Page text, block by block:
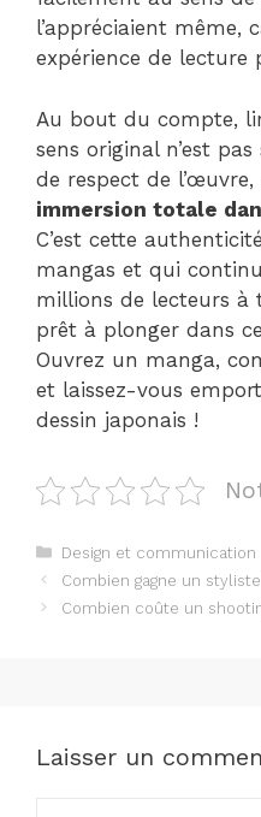
l’appréciaient même,
expérience de lecture
Au bout du compte,
sens original n’est
de respect de l’œuvre,
immersion totale
C’est cette
mangas et qui
millions de lecteurs à
prêt à plonger dans
Ouvrez un manga,
et laissez-vous
dessin japonais !
Catégories
Design et communication
Combien gagne un
Combien coûte un
Laisser un